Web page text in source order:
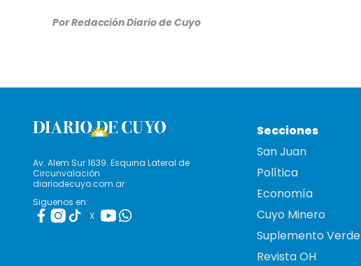
Por Redacción Diario de Cuyo
Av. Alem Sur 1639. Esquina Lateral de
Circunvalación
diariodecuyo.com.ar
Siguenos en:
X
Secciones
San Juan
Política
Economía
Cuyo Minero
Suplemento Verde
Revista OH